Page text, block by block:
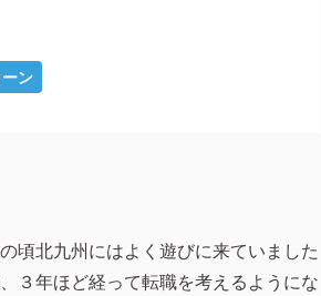
ン
頃北九州にはよく遊びに来ていました
３年ほど経って転職を考えるようにな